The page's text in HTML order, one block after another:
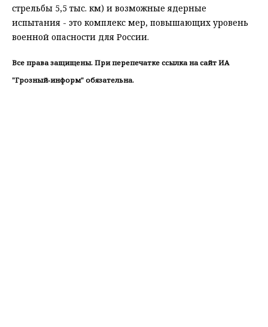
стрельбы 5,5 тыс. км) и возможные ядерные
испытания - это комплекс мер, повышающих уровень
военной опасности для России.
Все права защищены. При перепечатке ссылка на сайт ИА
"Грозный-информ" обязательна.